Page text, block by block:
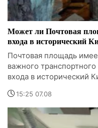
Может ли Почтовая
входа в исторический
Почтовая площадь
важного
входа в исторический
15:25 07.08